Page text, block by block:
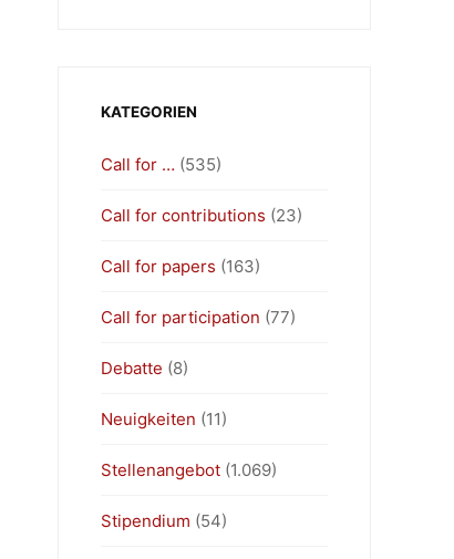
KATEGORIEN
Call for … (535)
Call for contributions (23)
Call for papers (163)
Call for participation (77)
Debatte (8)
Neuigkeiten (11)
Stellenangebot(1.069)
Stipendium (54)